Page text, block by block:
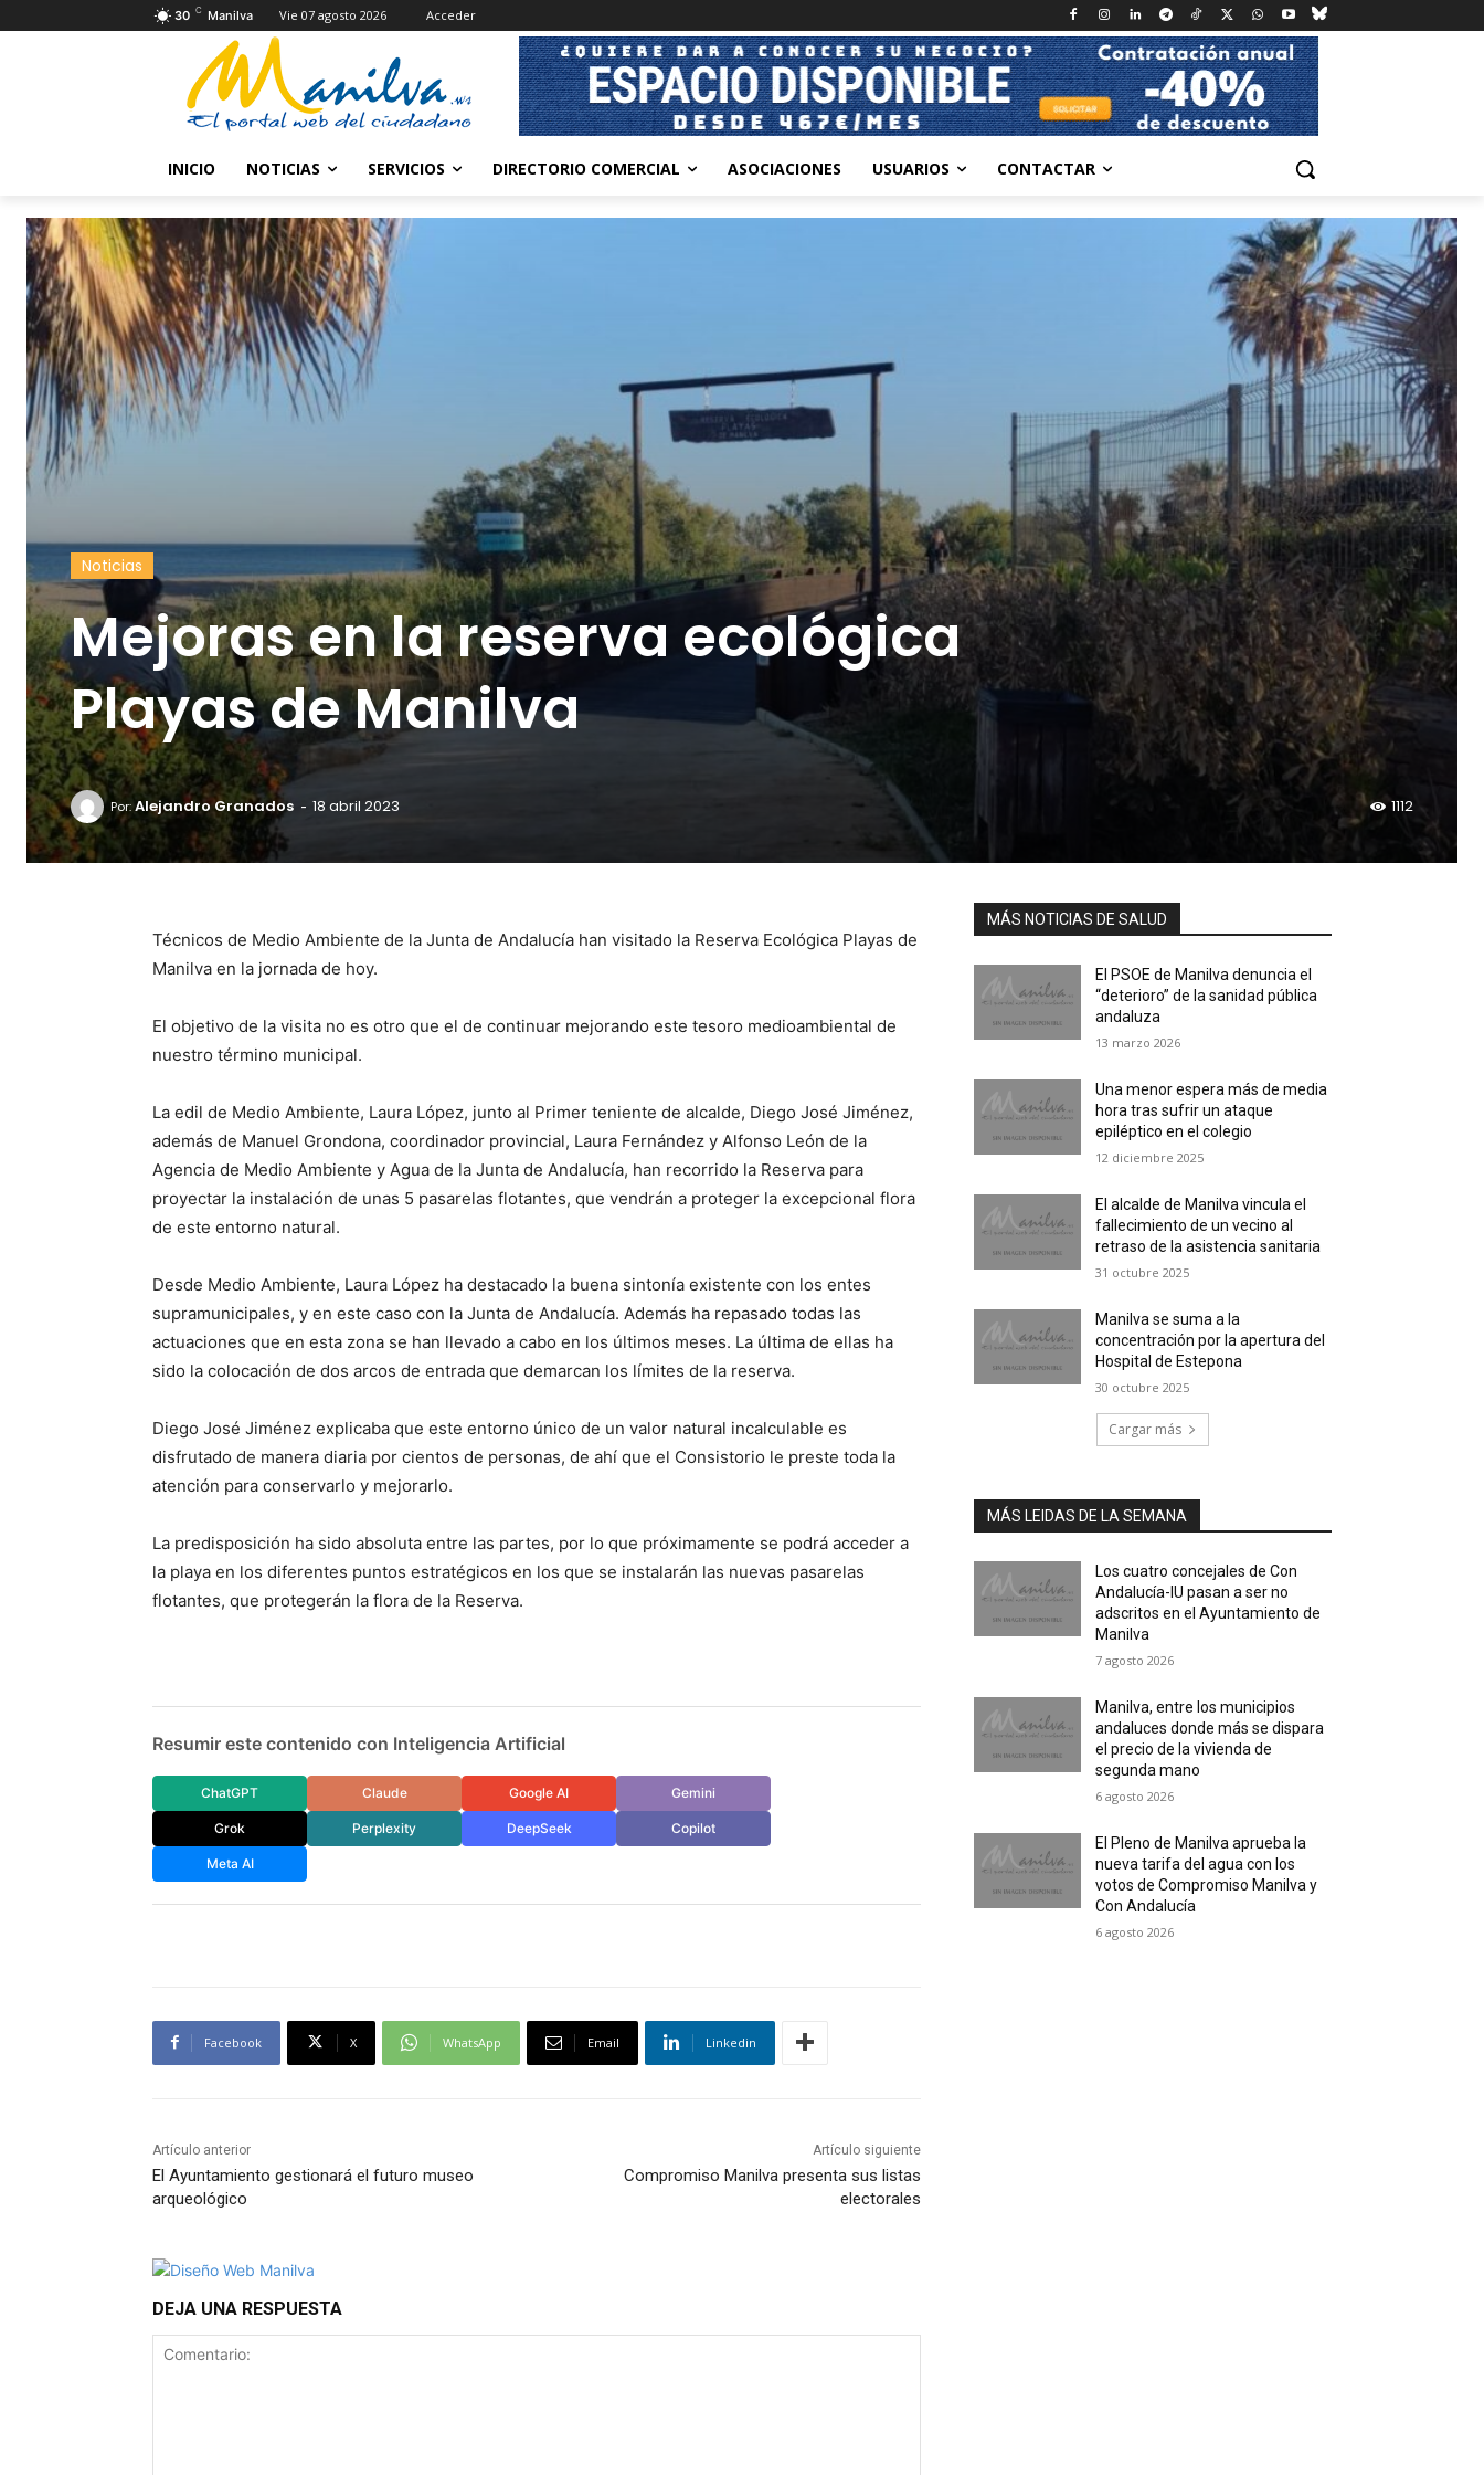
30 C Manilva Vie 07 agosto 2026 Acceder
INICIO NOTICIAS SERVICIOS DIRECTORIO COMERCIAL ASOCIACIONES USUARIOS CONTACTAR
Noticias
Mejoras en la reserva ecológica
Playas de Manilva
Por:Alejandro Granados - 18 abril 2023 1112
Técnicos de Medio Ambiente de la Junta de Andalucía han visitado la Reserva Ecológica Playas de
Manilva en la jornada de hoy.
El objetivo de la visita no es otro que el de continuar mejorando este tesoro medioambiental de
nuestro término municipal.
La edil de Medio Ambiente, Laura López, junto al Primer teniente de alcalde, Diego José Jiménez,
además de Manuel Grondona, coordinador provincial, Laura Fernández y Alfonso León de la
Agencia de Medio Ambiente y Agua de la Junta de Andalucía, han recorrido la Reserva para
proyectar la instalación de unas 5 pasarelas flotantes, que vendrán a proteger la excepcional flora
de este entorno natural.
Desde Medio Ambiente, Laura López ha destacado la buena sintonía existente con los entes
supramunicipales, y en este caso con la Junta de Andalucía. Además ha repasado todas las
actuaciones que en esta zona se han llevado a cabo en los últimos meses. La última de ellas ha
sido la colocación de dos arcos de entrada que demarcan los límites de la reserva.
Diego José Jiménez explicaba que este entorno único de un valor natural incalculable es
disfrutado de manera diaria por cientos de personas, de ahí que el Consistorio le preste toda la
atención para conservarlo y mejorarlo.
La predisposición ha sido absoluta entre las partes, por lo que próximamente se podrá acceder a
la playa en los diferentes puntos estratégicos en los que se instalarán las nuevas pasarelas
flotantes, que protegerán la flora de la Reserva.
Resumir este contenido con Inteligencia Artificial
ChatGPT Claude Google AI Gemini
Grok Perplexity DeepSeek Copilot
Meta AI
Facebook X WhatsApp Email Linkedin
Artículo anterior
El Ayuntamiento gestionará el futuro museo
arqueológico
Artículo siguiente
Compromiso Manilva presenta sus listas
electorales
DEJA UNA RESPUESTA
MÁS NOTICIAS DE SALUD
El PSOE de Manilva denuncia el
“deterioro” de la sanidad pública
andaluza
13 marzo 2026
Una menor espera más de media
hora tras sufrir un ataque
epiléptico en el colegio
12 diciembre 2025
El alcalde de Manilva vincula el
fallecimiento de un vecino al
retraso de la asistencia sanitaria
31 octubre 2025
Manilva se suma a la
concentración por la apertura del
Hospital de Estepona
30 octubre 2025
Cargar más
MÁS LEIDAS DE LA SEMANA
Los cuatro concejales de Con
Andalucía-IU pasan a ser no
adscritos en el Ayuntamiento de
Manilva
7 agosto 2026
Manilva, entre los municipios
andaluces donde más se dispara
el precio de la vivienda de
segunda mano
6 agosto 2026
El Pleno de Manilva aprueba la
nueva tarifa del agua con los
votos de Compromiso Manilva y
Con Andalucía
6 agosto 2026